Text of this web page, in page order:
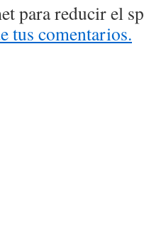
para reducir el
tus comentarios.